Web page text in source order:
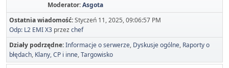
Moderator:Asgota
Ostatnia wiadomość:Styczeń 11, 2025, 09:06:57 PM
Odp: L2 EMI X3 przezchef
Działy podrzędne Informacje o serwerze Dyskusje ogólne Raporty o
błędach Klany, CP i inne Targowisko